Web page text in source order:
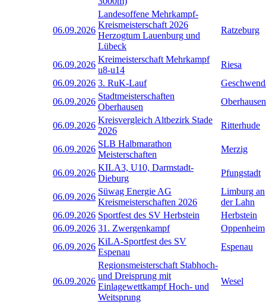
06.09.2026
Landesoffene Mehrkampf-
Kreismeisterschaft 2026
Herzogtum Lauenburg und
Lübeck
Ratzeburg
06.09.2026
Kreimeisterschaft Mehrkampf
u8-u14
Riesa
06.09.2026 3. RuK-Lauf
06.09.2026
Stadtmeisterschaften
Oberhausen
Oberhausen
06.09.2026
Kreisvergleich Altbezirk Stade
2026
Ritterhude
06.09.2026
SLB Halbmarathon
Meisterschaften
Merzig
06.09.2026
KILA3, U10, Darmstadt-
Dieburg
Pfungstadt
06.09.2026
Süwag Energie AG
Kreismeisterschaften 2026
Limburg an
der Lahn
06.09.2026 Sportfest des SV Herbstein
Herbstein
06.09.2026 31. Zwergenkampf
Oppenheim
06.09.2026
KiLA-Sportfest des SV
Espenau
Espenau
06.09.2026
Regionsmeisterschaft Stabhoch-
und Dreisprung mit
Einlagewettkampf Hoch- und
Weitsprung
Wesel